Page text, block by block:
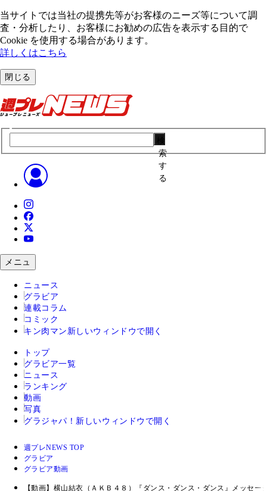
当サイトでは当社の提携先等がお客様のニーズ等について調
査・分析したり、お客様にお勧めの広告を表⽰する⽬的で
Cookie を使⽤する場合があります。
詳しくはこちら
閉じる
索
す
る
メニュ
ニュース
グラビア
連載コラム
コミック
キン肉マン 新しいウィンドウで開く
トップ
グラビア一覧
ニュース
ランキング
動画
写真
グラジャパ！ 新しいウィンドウで開く
週プレNEWS TOP
グラビア
グラビア動画
【動画】横山結衣（ＡＫＢ４８）『ダンス・ダンス・ダンス』メッセー